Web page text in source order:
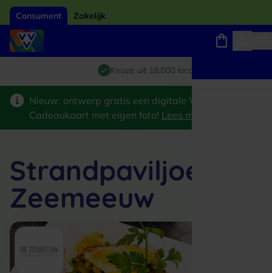
Consument Zakelijk
Giftcard van het jaar 2026
Keuze uit 18.000 locaties
Winkels, webshops en uitjes
Nieuw: ontwerp gratis een digitale VVV
Cadeaukaart met eigen foto! Lees meer
Strandpaviljoen De
Zeemeeuw